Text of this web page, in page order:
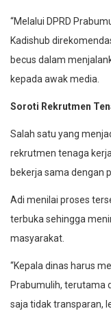
“Melalui DPRD
Kadishub
becus dalam
kepada awak media.
Soroti Rekrutmen
Salah satu yang
rekrutmen tenaga
bekerja sama dengan
Adi menilai proses
terbuka sehingga
masyarakat.
“Kepala dinas harus
Prabumulih, terutama
saja tidak transparan,